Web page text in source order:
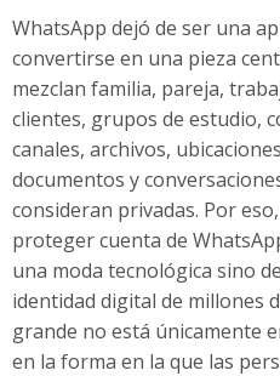
WhatsApp dejó de ser una
convertirse en una pieza
mezclan familia, pareja,
clientes, grupos de estudio,
canales, archivos,
documentos y
consideran privadas. Por
proteger cuenta de
una moda tecnológica sino
identidad digital de millones
grande no está únicamente
en la forma en la que las